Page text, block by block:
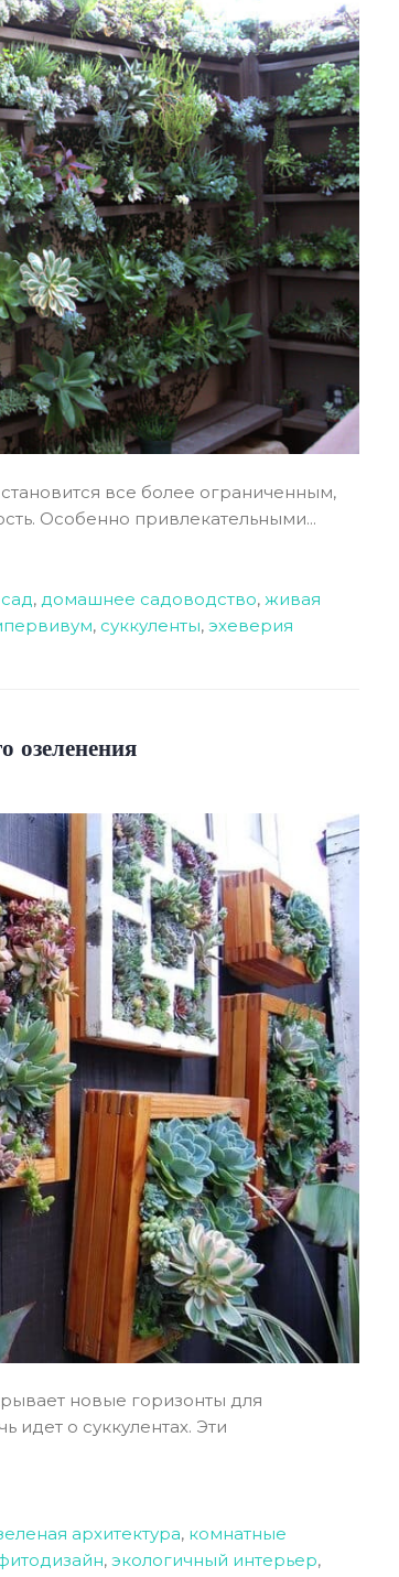
все более ограниченным,
Особенно привлекательными...
, домашнее садоводство, живая
, суккуленты, эхеверия
озеленения
новые горизонты для
идет о суккулентах. Эти
архитектура, комнатные
, экологичный интерьер,